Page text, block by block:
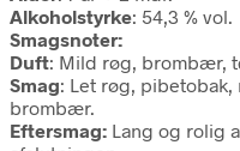
Alkoholstyrke: 54,3 % vol.
Smagsnoter:
Duft: Mild røg, brombær,
Smag: Let røg,
brombær.
Eftersmag: Lang og rolig